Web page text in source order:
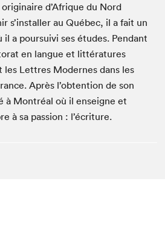
d’Afrique du Nord
s’installer au Québec, il a fait un
a poursuivi ses études. Pendant
en langue et littératures
les Lettres Modernes dans les
Après l’obtention de son
à Montréal où il enseigne et
à sa passion : l’écriture.